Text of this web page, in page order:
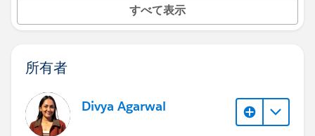
すべて表示
所有者
Divya Agarwal